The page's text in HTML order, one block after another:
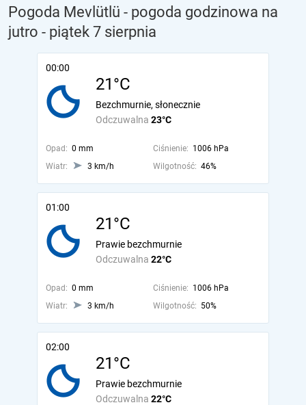
Pogoda Mevlütlü - pogoda godzinowa na
jutro - piątek 7 sierpnia
00:00
21°C
Odczuwalna 23°C
Bezchmurnie, słonecznie
Opad: 0 mm Ciśnienie: 1006 hPa
Wiatr:
3 km/h Wilgotność: 46%
01:00
21°C
Odczuwalna 22°C
Prawie bezchmurnie
Opad: 0 mm Ciśnienie: 1006 hPa
Wiatr:
3 km/h Wilgotność: 50%
02:00
21°C
Odczuwalna 22°C
Prawie bezchmurnie